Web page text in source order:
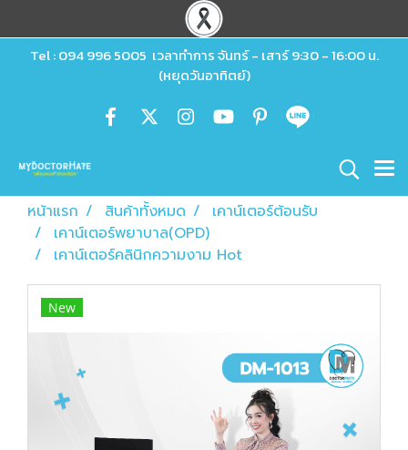
Tel : 094 996 5005 เวลาทำการ จันทร์ - เสาร์ 9:30 - 16:00 น.
(หยุดวันอาทิตย์)
หน้าแรก สินค้าทั้งหมด
เคาน์เตอร์ต้อนรับ
เคาน์เตอร์พยาบาล(OPD)
เคาน์เตอร์คลินิกความงาม Hot
New